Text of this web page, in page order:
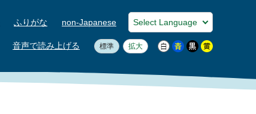
ふりがな non-Japanese
音声で読み上げる 標準 拡大